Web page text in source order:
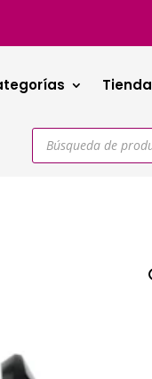
Tienda
Búsqueda
productos